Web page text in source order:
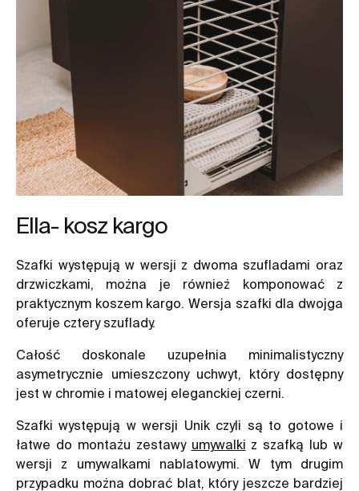
Ella- kosz kargo
Szafki występują w wersji z dwoma szufladami oraz
drzwiczkami, można je również komponować z
praktycznym koszem kargo. Wersja szafki dla dwojga
oferuje cztery szuflady.
Całość doskonale uzupełnia minimalistyczny
asymetrycznie umieszczony uchwyt, który dostępny
jest w chromie i matowej eleganckiej czerni.
Szafki występują w wersji Unik czyli są to gotowe i
łatwe do montażu zestawy umywalki z szafką lub w
wersji z umywalkami nablatowymi. W tym drugim
przypadku można dobrać blat, który jeszcze bardziej